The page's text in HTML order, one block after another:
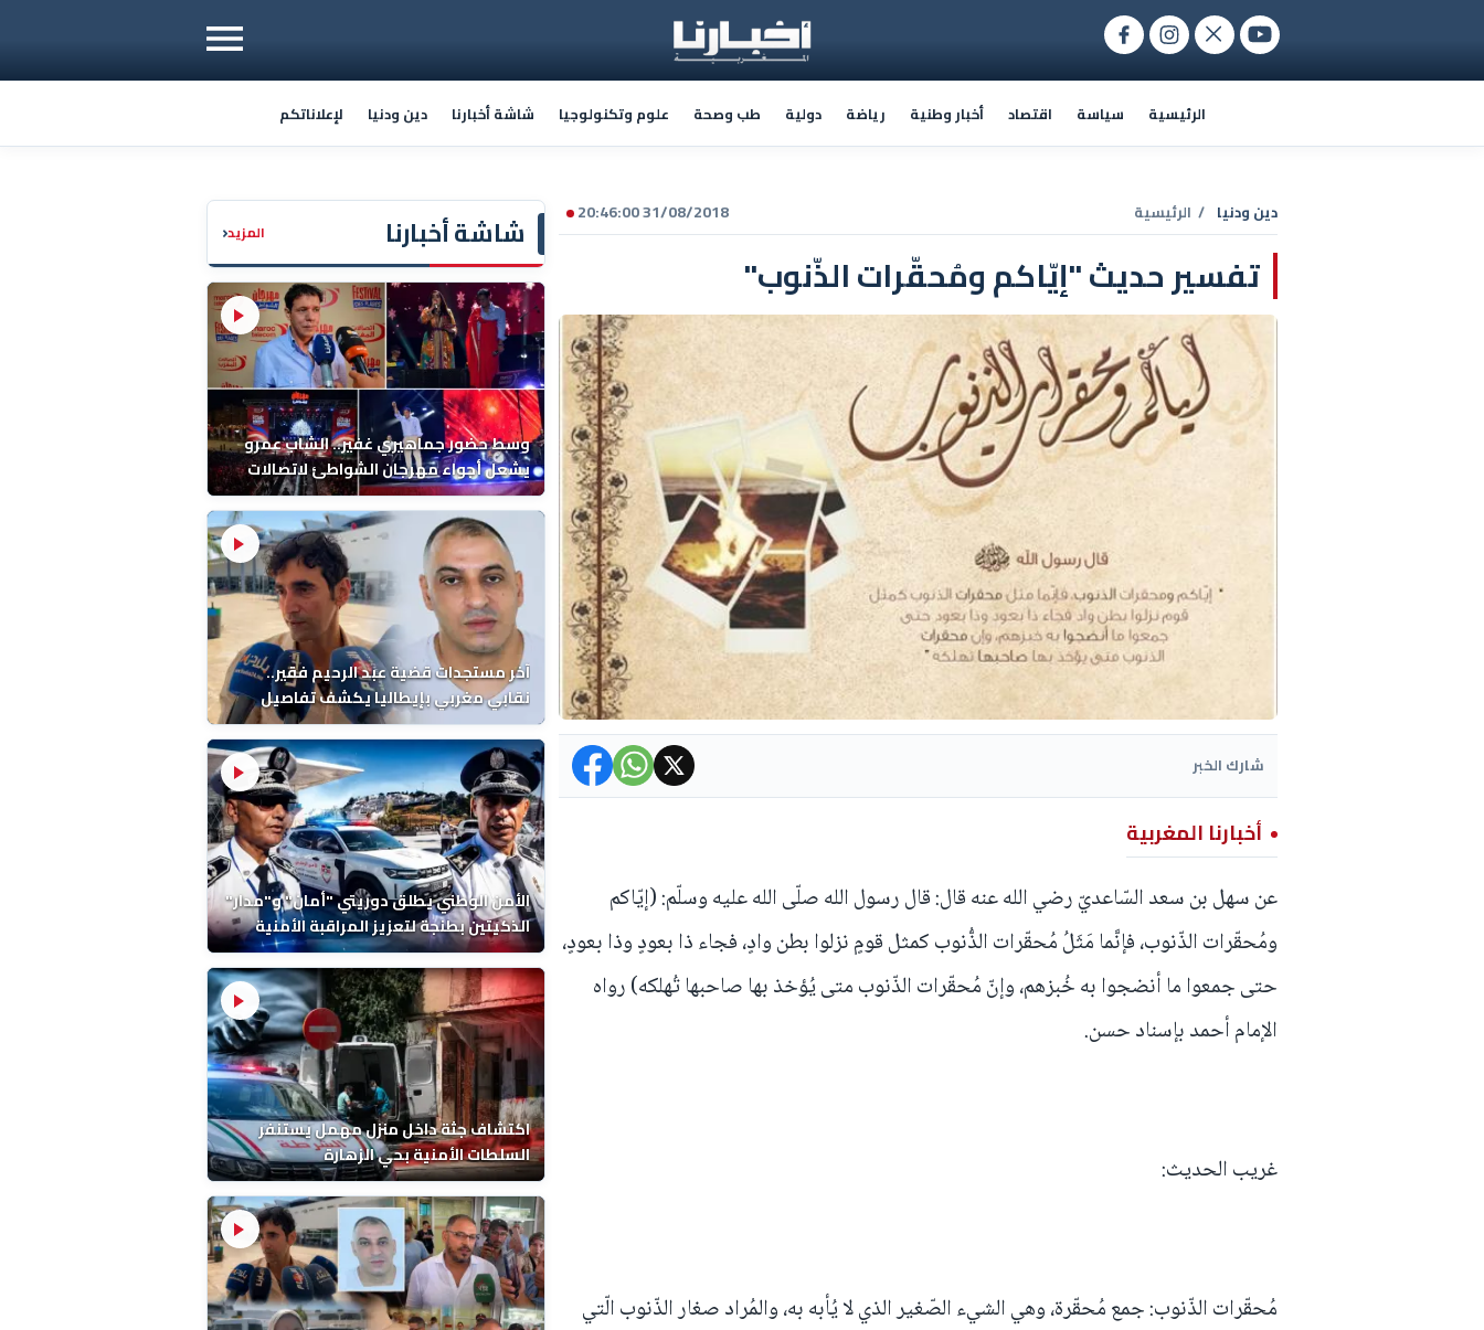
الرئيسية سياسة اقتصاد أخبار وطنية رياضة دولية طب وصحة علوم وتكنولوجيا شاشة أخبارنا دين ودنيا لإعلاناتكم
شاشة أخبارنا المزيد‹
وسط حضور جماهيري غفير.. الشاب عمرو
يشعل أجواء مهرجان الشواطئ لاتصالات
المغرب بطنجة
آخر مستجدات قضية عبد الرحيم فقير..
نقابي مغربي بإيطاليا يكشف تفاصيل
الوفاة ونتائج التشريح
الأمن الوطني يطلق دوريتي "أمان" و"مدار"
الذكيتين بطنجة لتعزيز المراقبة الأمنية
اكتشاف جثة داخل منزل مهمل يستنفر
السلطات الأمنية بحي الزهارة
31/08/2018 20:46:00 دين ودنيا / الرئيسية
تفسير حديث "إيّاكم ومُحقّرات الذّنوب"
شارك الخبر
أخبارنا المغربية
عن سهل بن سعد السّاعديّ رضي الله عنه قال: قال رسول الله صلّى الله عليه وسلّم: (إيّاكم
ومُحقّرات الذّنوب، فإنَّما مَثَلُ مُحقّرات الذُّنوب كمثل قومٍ نزلوا بطن وادٍ، فجاء ذا بعودٍ وذا بعودٍ،
حتى جمعوا ما أنضجوا به خُبزهم، وإنّ مُحقّرات الذّنوب متى يُؤخذ بها صاحبها تُهلكه) رواه
الإمام أحمد بإسناد حسن.
غريب الحديث:
مُحقّرات الذّنوب: جمع مُحقّرة، وهي الشيء الصّغير الذي لا يُأبه به، والمُراد صغار الذّنوب الّتي